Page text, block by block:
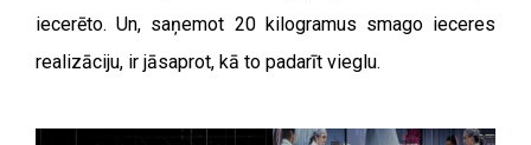
iecerēto. Un, saņemot 20 kilogramus smago ieceres
realizāciju, ir jāsaprot, kā to padarīt vieglu.